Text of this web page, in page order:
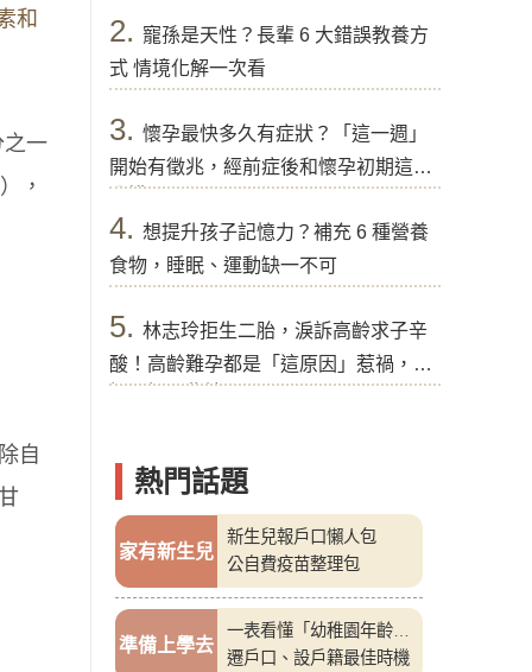
和
之一
，
自
2. 寵孫是天性？長輩 6 大錯誤教養方
式 情境化解一次看
3. 懷孕最快多久有症狀？「這一週」
開始有徵兆，經前症後和懷孕初期這樣
分辨
4. 想提升孩子記憶力？補充 6 種營養
食物，睡眠、運動缺一不可
5. 林志玲拒生二胎，淚訴高齡求子辛
酸！高齡難孕都是「這原因」惹禍，醫
提醒好孕秘訣
熱門話題
家有新生兒
新生兒報戶口懶人包
公自費疫苗整理包
準備上學去
一表看懂「幼稚園年齡
表」
遷戶口、設戶籍最佳時機